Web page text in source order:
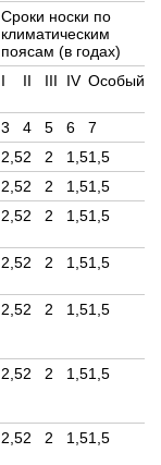
Сроки носки по
климатическим
поясам (в годах)
I II III IV Особый
3 4 5 6
7
2,52 2 1,51,5
2,52 2 1,51,5
2,52 2 1,51,5
2,52 2 1,51,5
2,52 2 1,51,5
2,52 2 1,51,5
2,52 2 1,51,5